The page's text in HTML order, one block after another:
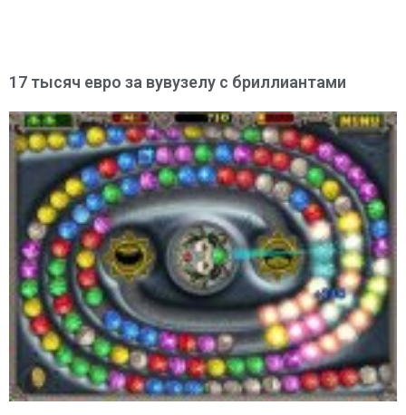
17 тысяч евро за вувузелу с бриллиантами